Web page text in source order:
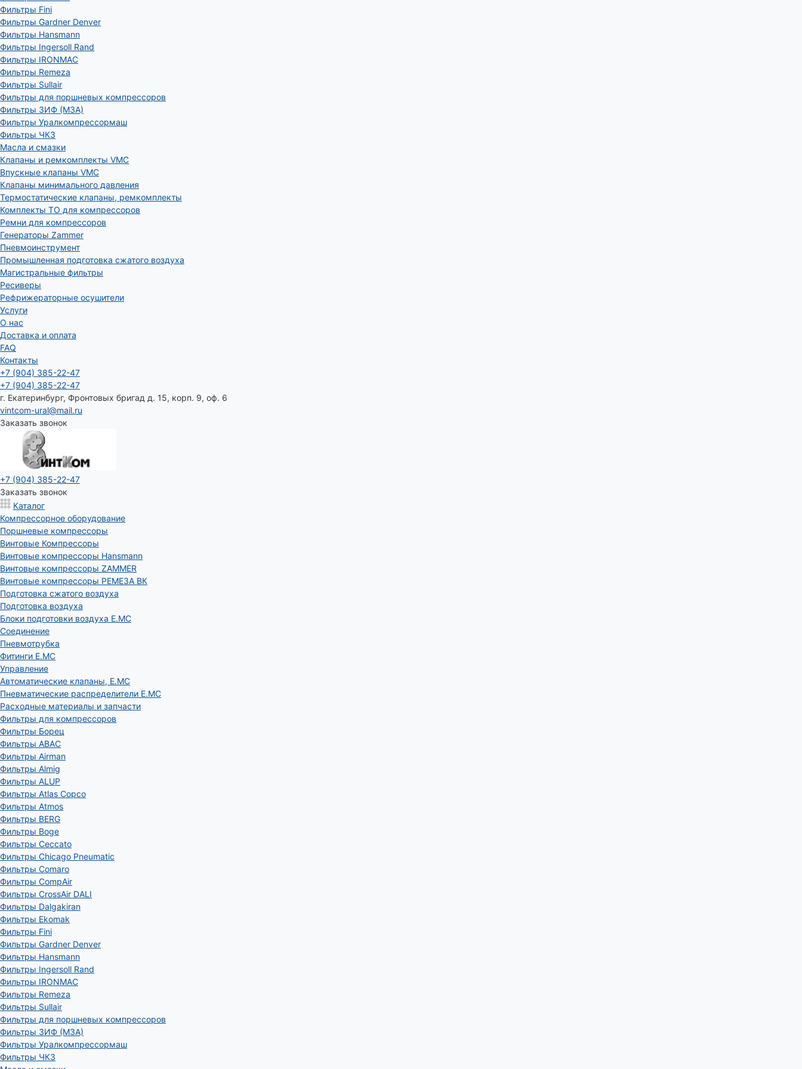
Фильтры Fini
Фильтры Gardner Denver
Фильтры Hansmann
Фильтры Ingersoll Rand
Фильтры IRONMAC
Фильтры Remeza
Фильтры Sullair
Фильтры для поршневых компрессоров
Фильтры ЗИФ (МЗА)
Фильтры Уралкомпрессормаш
Фильтры ЧКЗ
Масла и смазки
Клапаны и ремкомплекты VMC
Впускные клапаны VMC
Клапаны минимального давления
Термостатические клапаны, ремкомплекты
Комплекты ТО для компрессоров
Ремни для компрессоров
Генераторы Zammer
Пневмоинструмент
Промышленная подготовка сжатого воздуха
Магистральные фильтры
Ресиверы
Рефрижераторные осушители
Услуги
О нас
Доставка и оплата
FAQ
Контакты
+7 (904) 385-22-47
+7 (904) 385-22-47
г. Екатеринбург, Фронтовых бригад д. 15, корп. 9, оф. 6
vintcom-ural@mail.ru
Заказать звонок
+7 (904) 385-22-47
Заказать звонок
Каталог
Компрессорное оборудование
Поршневые компрессоры
Винтовые Компрессоры
Винтовые компрессоры Hansmann
Винтовые компрессоры ZAMMER
Винтовые компрессоры РЕМЕЗА ВК
Подготовка сжатого воздуха
Подготовка воздуха
Блоки подготовки воздуха E.MC
Соединение
Пневмотрубка
Фитинги E.MC
Управление
Автоматические клапаны, Е.МС
Пневматические распределители E.MC
Расходные материалы и запчасти
Фильтры для компрессоров
Фильтры Борец
Фильтры ABAC
Фильтры Airman
Фильтры Almig
Фильтры ALUP
Фильтры Atlas Copco
Фильтры Atmos
Фильтры BERG
Фильтры Boge
Фильтры Ceccato
Фильтры Chicago Pneumatic
Фильтры Comaro
Фильтры CompAir
Фильтры CrossAir DALI
Фильтры Dalgakiran
Фильтры Ekomak
Фильтры Fini
Фильтры Gardner Denver
Фильтры Hansmann
Фильтры Ingersoll Rand
Фильтры IRONMAC
Фильтры Remeza
Фильтры Sullair
Фильтры для поршневых компрессоров
Фильтры ЗИФ (МЗА)
Фильтры Уралкомпрессормаш
Фильтры ЧКЗ